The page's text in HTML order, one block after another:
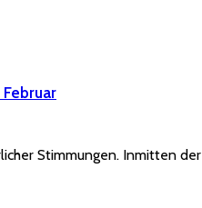
Stimmungen. Inmitten